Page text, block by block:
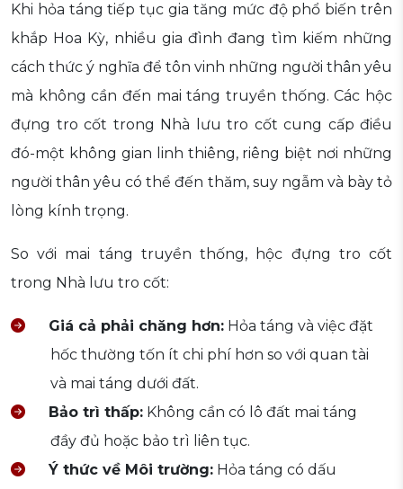
Khi hỏa táng tiếp tục gia tăng mức độ phổ biến trên
khắp Hoa Kỳ, nhiều gia đình đang tìm kiếm những
cách thức ý nghĩa để tôn vinh những người thân yêu
mà không cần đến mai táng truyền thống. Các hộc
đựng tro cốt trong Nhà lưu tro cốt cung cấp điều
đó-một không gian linh thiêng, riêng biệt nơi những
người thân yêu có thể đến thăm, suy ngẫm và bày tỏ
lòng kính trọng.
So với mai táng truyền thống, hộc đựng tro cốt
trong Nhà lưu tro cốt:
Giá cả phải chăng hơn: Hỏa táng và việc đặt
hốc thường tốn ít chi phí hơn so với quan tài
và mai táng dưới đất.
Bảo trì thấp: Không cần có lô đất mai táng
đầy đủ hoặc bảo trì liên tục.
Ý thức về Môi trường: Hỏa táng có dấu